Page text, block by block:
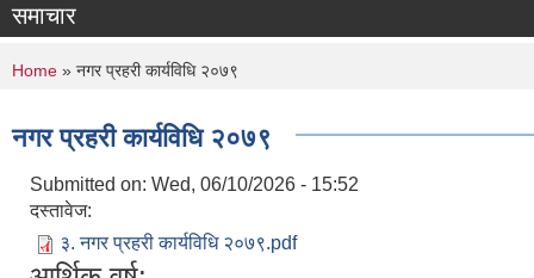
समाचार
You are here
Home » नगर प्रहरी कार्यविधि २०७९
नगर प्रहरी कार्यविधि २०७९
Submitted on: Wed, 06/10/2026 - 15:52
दस्तावेज:
३. नगर प्रहरी कार्यविधि २०७९.pdf